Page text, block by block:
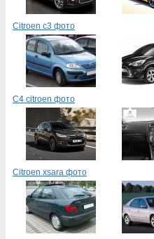
Citroen c3 фото
C4 citroen фото
Citroen xsara фото